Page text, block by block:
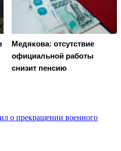
Медякова: отсутствие
официальной работы
снизит пенсию
о прекращении военного